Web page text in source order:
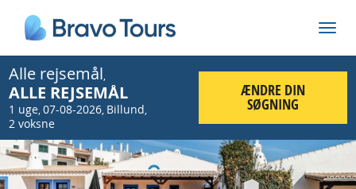
Alle rejsemål,
ALLE REJSEMÅL
1 uge,07-08-2026, Billund,
2 voksne
ÆNDRE DIN
SØGNING